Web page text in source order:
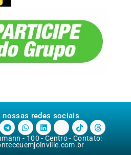
nossas redes sociais
- 100 - Centro - Contato: